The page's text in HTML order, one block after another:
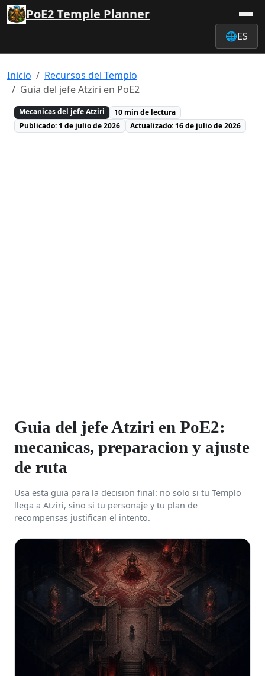
PoE2 Temple Planner
🌐ES
Inicio
Recursos del Templo
Guia del jefe Atziri en PoE2
Mecanicas del jefe Atziri
10 min de lectura
Publicado: 1 de julio de 2026
Actualizado: 16 de julio de 2026
Guia del jefe Atziri en PoE2:
mecanicas, preparacion y ajuste
de ruta
Usa esta guia para la decision final: no solo si tu Templo
llega a Atziri, sino si tu personaje y tu plan de
recompensas justifican el intento.